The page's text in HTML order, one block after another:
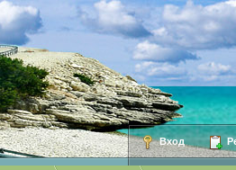
Вход